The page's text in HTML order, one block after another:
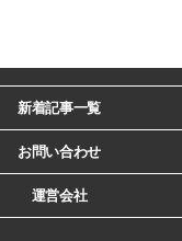
新着記事一覧
お問い合わせ
運営会社